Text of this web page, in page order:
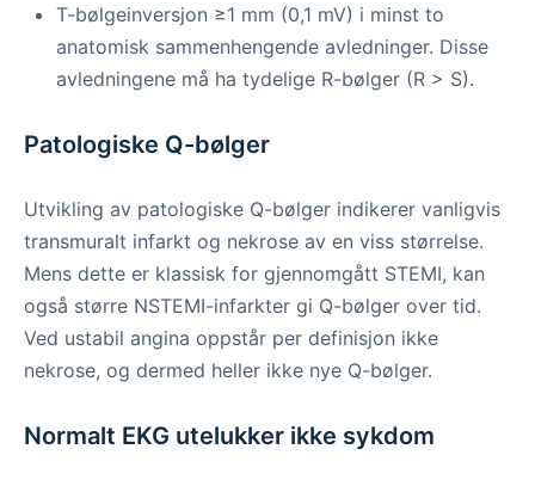
T-bølgeinversjon ≥1 mm (0,1 mV) i minst to
anatomisk sammenhengende avledninger. Disse
avledningene må ha tydelige R-bølger (R > S).
Patologiske Q-bølger
Utvikling av patologiske Q-bølger indikerer vanligvis
transmuralt infarkt og nekrose av en viss størrelse.
Mens dette er klassisk for gjennomgått STEMI, kan
også større NSTEMI-infarkter gi Q-bølger over tid.
Ved ustabil angina oppstår per definisjon ikke
nekrose, og dermed heller ikke nye Q-bølger.
Normalt EKG utelukker ikke sykdom